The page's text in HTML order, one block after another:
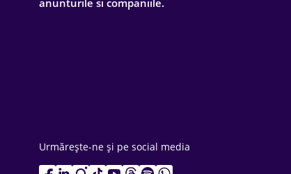
anunturile si companiile.
Urmărește-ne și pe social media